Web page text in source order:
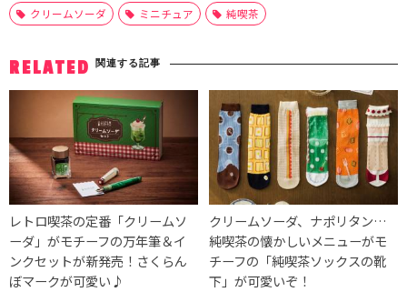
クリームソーダ ミニチュア 純喫茶
RELATED 関連する記事
レトロ喫茶の定番「クリームソ
ーダ」がモチーフの万年筆＆イ
ンクセットが新発売！さくらん
ぼマークが可愛い♪
クリームソーダ、ナポリタン…
純喫茶の懐かしいメニューがモ
チーフの「純喫茶ソックスの靴
下」が可愛いぞ！